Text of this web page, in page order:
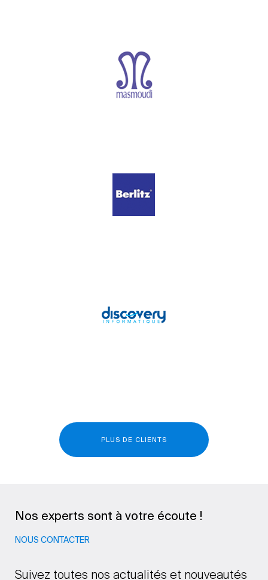
PLUS DE CLIENTS
Nos experts sont à votre écoute !
NOUS CONTACTER
Suivez toutes nos actualités et nouveautés